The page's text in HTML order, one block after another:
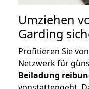
Umziehen
Garding
Profitieren Sie
Netzwerk für
Beiladung